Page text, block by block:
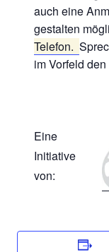
auch eine
gestalten
Telefon.
im Vorfeld
Eine
Initiative
von: